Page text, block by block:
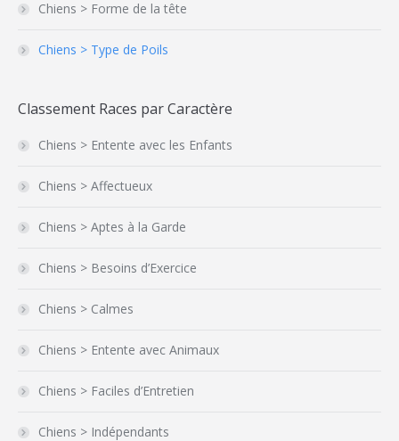
Chiens > Forme de la tête
Chiens > Type de Poils
Classement Races par Caractère
Chiens > Entente avec les Enfants
Chiens > Affectueux
Chiens > Aptes à la Garde
Chiens > Besoins d’Exercice
Chiens > Calmes
Chiens > Entente avec Animaux
Chiens > Faciles d’Entretien
Chiens > Indépendants